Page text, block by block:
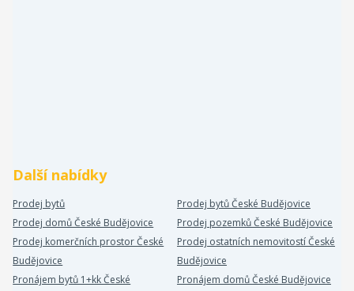
Další nabídky
Prodej bytů
Prodej bytů České Budějovice
Prodej domů České Budějovice
Prodej pozemků České Budějovice
Prodej komerčních prostor České
Budějovice
Prodej ostatních nemovitostí České
Budějovice
Pronájem bytů 1+kk České
Pronájem domů České Budějovice